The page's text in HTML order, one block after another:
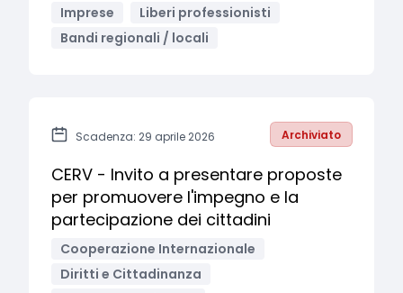
Imprese
Liberi professionisti
Bandi regionali / locali
Scadenza: 29 aprile 2026 Archiviato
CERV - Invito a presentare proposte
per promuovere l'impegno e la
partecipazione dei cittadini
Cooperazione Internazionale
Diritti e Cittadinanza